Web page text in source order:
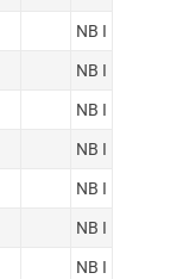
NB I
NB I
NB I
NB I
NB I
NB I
NB I